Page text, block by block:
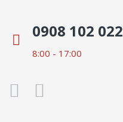
0908 102 022
8:00 - 17:00